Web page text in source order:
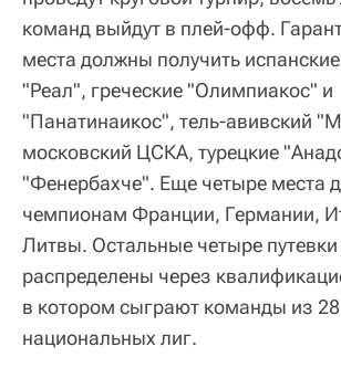
команд выйдут в плей-офф.
места должны получить
"Реал", греческие "Олимпиакос" и
"Панатинаикос", тель-авивский
московский ЦСКА, турецкие
"Фенербахче". Еще четыре места
чемпионам Франции, Германии,
Литвы. Остальные четыре путевки
распределены через
в котором сыграют команды из 28
национальных лиг.